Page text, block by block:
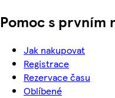
Pomoc s prvním
Jak nakupovat
Registrace
Rezervace času
Oblíbené